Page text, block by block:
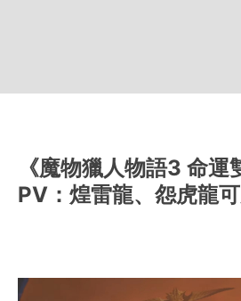
《魔物獵人物語3 命運
PV：煌雷龍、怨虎龍